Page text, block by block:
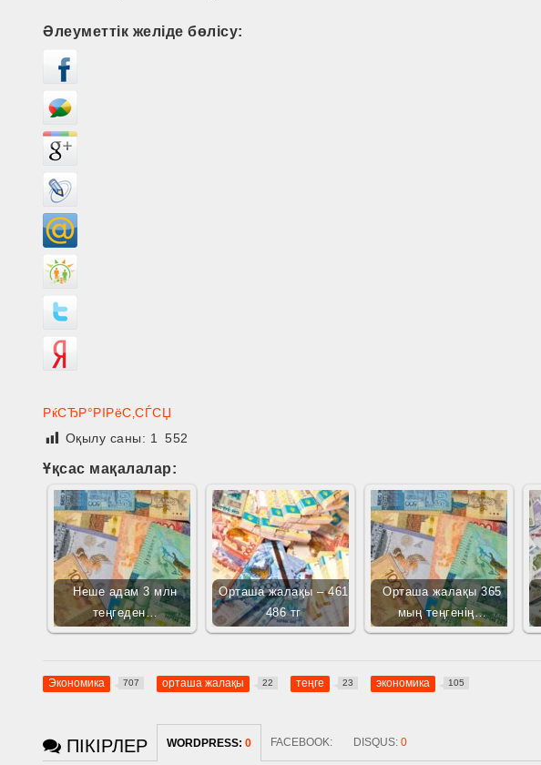
Әлеуметтік желіде бөлісу:
РќСЂР°РІРёС‚СЃСЏ
Оқылу саны: 1 552
Ұқсас мақалалар:
Неше адам 3 млн
теңгеден…
Орташа жалақы – 461
486 тг
Орташа жалақы 365
мың теңгенің…
Экономика 707 орташа жалақы 22 теңге 23 экономика 105
ПІКІРЛЕР WORDPRESS:0 FACEBOOK: DISQUS:0